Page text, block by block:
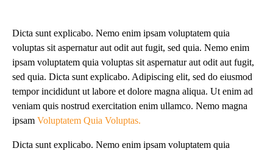
Dicta sunt explicabo. Nemo enim ipsam voluptatem quia
voluptas sit aspernatur aut odit aut fugit, sed quia. Nemo enim
ipsam voluptatem quia voluptas sit aspernatur aut odit aut fugit,
sed quia. Dicta sunt explicabo. Adipiscing elit, sed do eiusmod
tempor incididunt ut labore et dolore magna aliqua. Ut enim ad
veniam quis nostrud exercitation enim ullamco. Nemo magna
ipsam Voluptatem Quia Voluptas.
Dicta sunt explicabo. Nemo enim ipsam voluptatem quia